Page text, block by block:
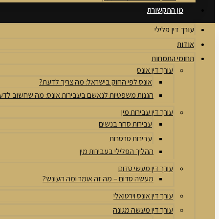
מן התקשורת
עורך דין פלילי
אודות
תחומי התמחות
עורך דין אונס
אונס לפי החוק בישראל: מה צריך לדעת?
הגנות משפטיות לנאשם בעבירות אונס: מה שחשוב
עורך דין עבירות מין
עבירות סחר בנשים
עבירות סרסרות
ההליך הפלילי בעבירות מין
עורך דין מעשי סדום
מעשה סדום – מה זה אומר ומה העונש?
עורך דין אונס וירטואלי
עורך דין מעשה מגונה